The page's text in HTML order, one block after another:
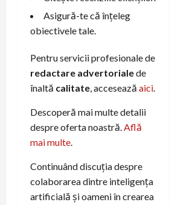
Asigură-te că înțeleg
obiectivele tale.
Pentru servicii profesionale de
redactare advertorialede
înaltă calitate, accesează aici.
Descoperă mai multe detalii
despre oferta noastră.Află
mai multe.
Continuând discuția despre
colaborarea dintre inteligența
artificială și oameni în crearea